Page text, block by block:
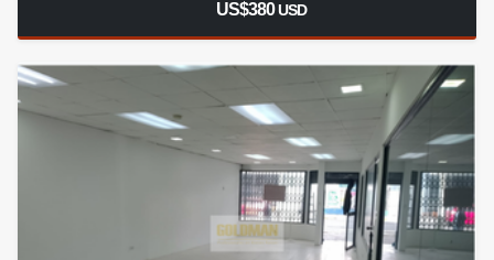
US$380USD